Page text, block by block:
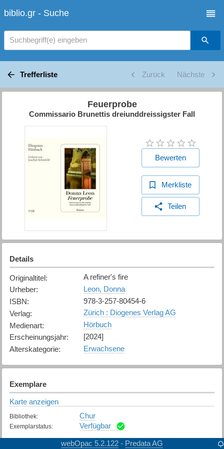
biblio.gr - Suche
Suchbegriff(e) eingeben
Trefferliste Zurück Nächste
Feuerprobe
Commissario Brunettis dreiunddreissigster Fall
Bewerten
Merkliste
Teilen
Details
Originaltitel:
A refiner's fire
Urheber:
Leon, Donna
ISBN:
978-3-257-80454-6
Verlag:
Zürich : Diogenes Verlag AG
Medienart:
Hörbuch
Erscheinungsjahr:
[2024]
Alterskategorie: Erwachsene
Exemplare
Karte anzeigen
Bibliothek: Chur
Exemplarstatus: Verfügbar
webOpac 5.2.122 - Predata AG